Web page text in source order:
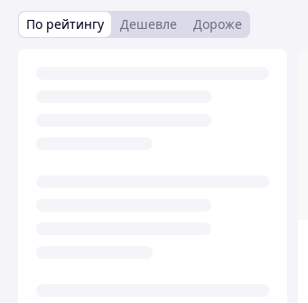
По рейтингу Дешевле Дороже